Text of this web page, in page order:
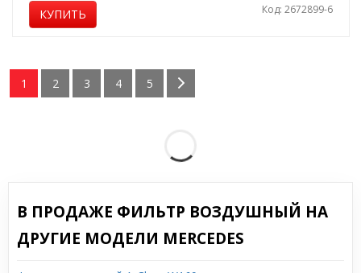
КУПИТЬ Код: 2672899-6
1 2 3 4 5
В ПРОДАЖЕ ФИЛЬТР ВОЗДУШНЫЙ НА
ДРУГИЕ МОДЕЛИ MERCEDES